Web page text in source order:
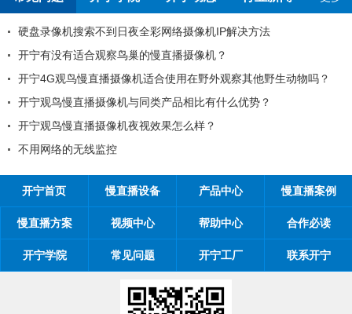
像机搜索不到日夜全彩网络摄像机IP解决方法
没有适合观察鸟巢的慢直播摄像机？
观鸟慢直播摄像机适合使用在野外观察其他野生动物吗？
鸟慢直播摄像机与同类产品相比有什么优势？
鸟慢直播摄像机夜视效果怎么样？
络的无线监控
开宁首页 慢直播设备 产品中心 慢直播案例
慢直播方案 视频中心 帮助中心 合作必读
开宁学院 常见问题 开宁工厂 联系开宁